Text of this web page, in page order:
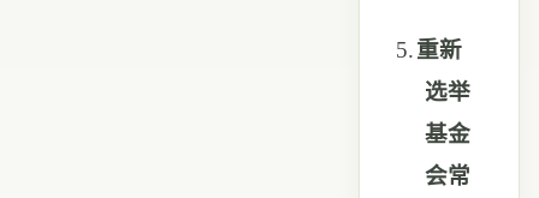
5.重新
选举
基金
会常